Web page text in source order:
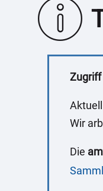
Zugriff
Wir
Die